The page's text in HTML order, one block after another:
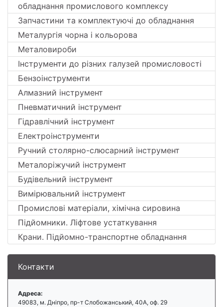
обладнання промислового комплексу
Запчастини та комплектуючі до обладнання
Металургія чорна і кольорова
Металовироби
Інструменти до різних галузей промисловості
Бензоінструменти
Алмазний інструмент
Пневматичний інструмент
Гідравлічний інструмент
Електроінструменти
Ручний столярно-слюсарний інструмент
Металоріжучий інструмент
Будівельний інструмент
Вимірювальний інструмент
Промислові матеріали, хімічна сировина
Підйомники. Ліфтове устаткування
Крани. Підйомно-транспортне обладнання
Контакти
Адреса:
49083, м. Дніпро, пр-т Слобожанський, 40А, оф. 29